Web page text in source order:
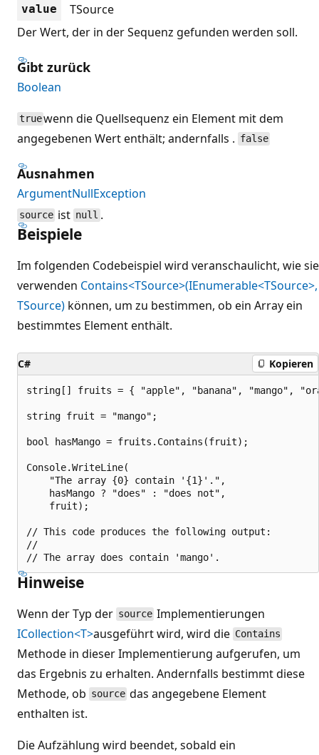
value
TSource
Der Wert, der in der Sequenz gefunden werden soll.
Gibt zurück
Boolean
truewenn die Quellsequenz ein Element mit dem
angegebenen Wert enthält; andernfalls . false
Ausnahmen
ArgumentNullException
source ist null .
Beispiele
Im folgenden Codebeispiel wird veranschaulicht, wie sie
verwenden Contains<TSource>(IEnumerable<TSource>,
TSource) können, um zu bestimmen, ob ein Array ein
bestimmtes Element enthält.
C# Kopieren
string[] fruits = { "apple", "banana", "mango",
string fruit = "mango";
bool hasMango = fruits.Contains(fruit);
Console.WriteLine(
    "The array {0} contain '{1}'.",
    hasMango ? "does" : "does not",
    fruit);
// This code produces the following output:
//
Hinweise
Wenn der Typ der source Implementierungen
ICollection<T>ausgeführt wird, wird die Contains
Methode in dieser Implementierung aufgerufen, um
das Ergebnis zu erhalten. Andernfalls bestimmt diese
Methode, ob source das angegebene Element
enthalten ist.
Die Aufzählung wird beendet, sobald ein